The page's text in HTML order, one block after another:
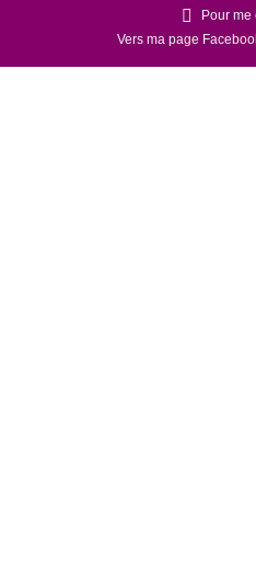
Pour me
Vers ma page